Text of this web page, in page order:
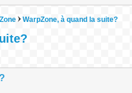
WarpZone, à quand la suite?